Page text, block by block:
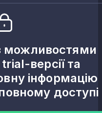
можливостями
версії та
інформацію
доступі